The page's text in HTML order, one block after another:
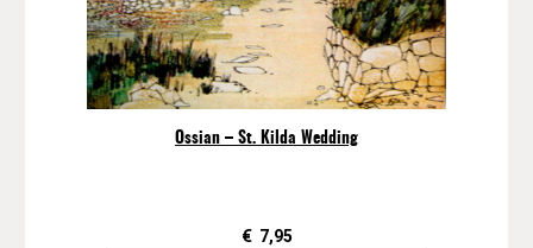
x
)
a
a
t
Ossian – St. Kilda Wedding
€ 7,95